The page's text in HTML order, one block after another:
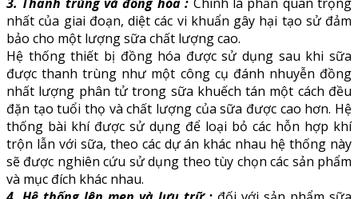
nhất của giai đoạn, diệt các vi khuẩn gây hại tạo sử đảm
bảo cho một lượng sữa chất lượng cao.
Hệ thống thiết bị đồng hóa được sử dụng sau khi sữa
được thanh trùng như một công cụ đánh nhuyễn đồng
nhất lượng phân tử trong sữa khuếch tán một cách đều
đặn tạo tuổi thọ và chất lượng của sữa được cao hơn. Hệ
thống bài khí được sử dụng để loại bỏ các hỗn hợp khí
trộn lẫn với sữa, theo các dự án khác nhau hệ thống này
sẽ được nghiên cứu sử dụng theo tùy chọn các sản phẩm
và mục đích khác nhau.